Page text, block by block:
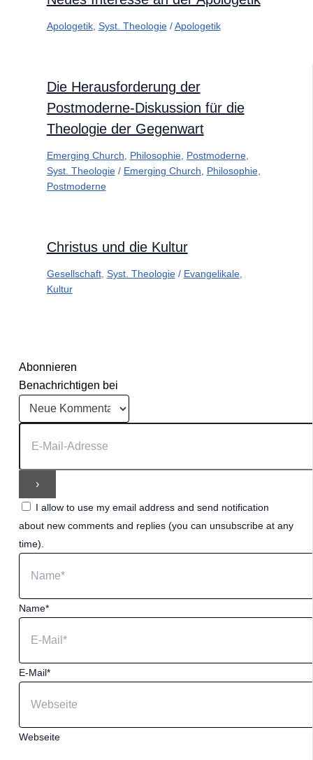
Apologetik, Syst. Theologie/Apologetik
Die Herausforderung der
Postmoderne-Diskussion für die
Theologie der Gegenwart
Emerging Church Philosophie, Postmoderne,
Syst. Theologie/ Emerging Church Philosophie,
Postmoderne
Christus und die Kultur
Gesellschaft, Syst. Theologie/ Evangelikale,
Kultur
Abonnieren
Benachrichtigen bei
I allow to use my email address and send notification
about new comments and replies (you can unsubscribe at any
time).
Name*
E-Mail*
Webseite